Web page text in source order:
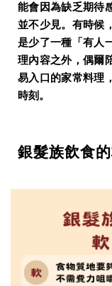
能會因為缺乏期待
並不少見。有時候
是少了一種「有人
理內容之外，偶爾
易入口的家常料理
時刻。
銀髮族飲食